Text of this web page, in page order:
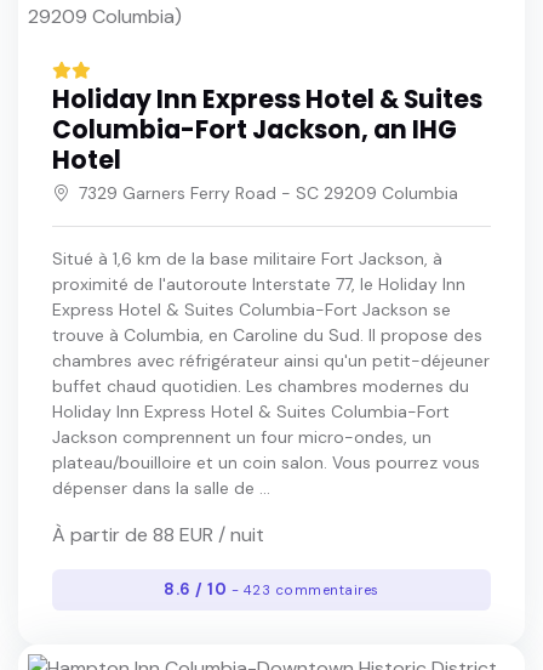
Holiday Inn Express Hotel & Suites
Columbia-Fort Jackson, an IHG
Hotel
7329 Garners Ferry Road - SC 29209 Columbia
Situé à 1,6 km de la base militaire Fort Jackson, à
proximité de l'autoroute Interstate 77, le Holiday Inn
Express Hotel & Suites Columbia-Fort Jackson se
trouve à Columbia, en Caroline du Sud. Il propose des
chambres avec réfrigérateur ainsi qu'un petit-déjeuner
buffet chaud quotidien. Les chambres modernes du
Holiday Inn Express Hotel & Suites Columbia-Fort
Jackson comprennent un four micro-ondes, un
plateau/bouilloire et un coin salon. Vous pourrez vous
dépenser dans la salle de ...
À partir de 88 EUR / nuit
8.6 / 10 - 423 commentaires